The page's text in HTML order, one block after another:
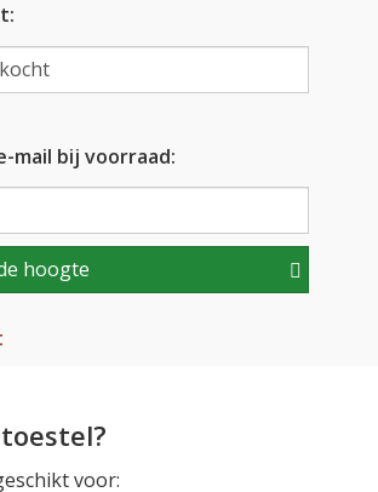
mail bij voorraad:
hoogte
voor: